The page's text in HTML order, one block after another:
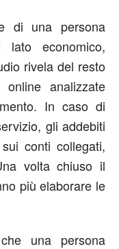
di una persona
economico,
rivela del resto
analizzate
In caso di
gli addebiti
conti collegati,
volta chiuso il
più elaborare le
una persona